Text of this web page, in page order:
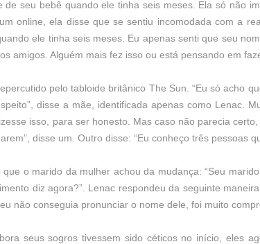
seu bebê quando ele tinha seis meses. Ela só não
online, ela disse que se sentiu incomodada com a
ele tinha seis meses. Eu apenas senti que seu
amigos. Alguém mais fez isso ou está pensando em
pelo tabloide britânico The Sun. “Eu só acho
disse a mãe, identificada apenas como Lenac.
isso, para ser honesto. Mas caso não parecia
disse um. Outro disse: “Eu conheço três pessoas
o marido da mulher achou da mudança: “Seu
diz agora?”. Lenac respondeu da seguinte
não conseguia pronunciar o nome dele, foi muito
seus sogros tivessem sido céticos no início, eles